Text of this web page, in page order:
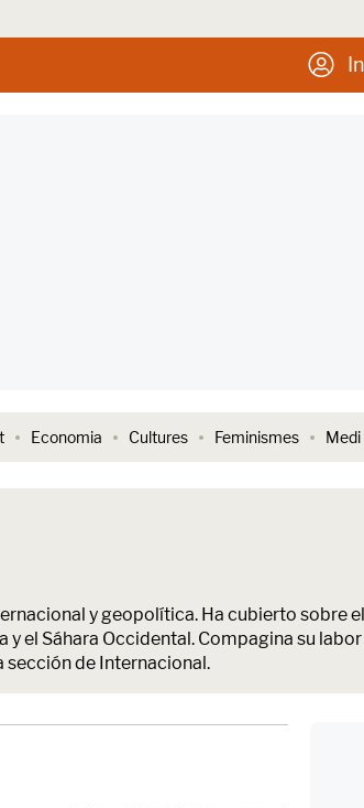
Economia Cultures Feminismes
y geopolítica. Ha cubierto sobre
el Sáhara Occidental. Compagina su
sección de Internacional.